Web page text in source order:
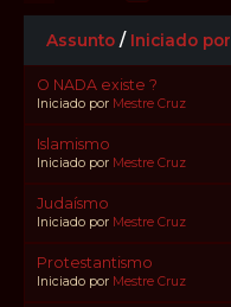
Assunto / Iniciado por
O NADA existe ?
Iniciado por Mestre Cruz
Islamismo
Iniciado por Mestre Cruz
Judaísmo
Iniciado por Mestre Cruz
Protestantismo
Iniciado por Mestre Cruz